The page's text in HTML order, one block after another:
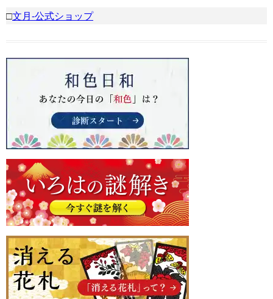
□文月-公式ショップ